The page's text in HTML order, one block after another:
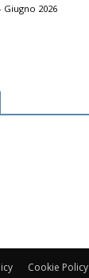
Giugno 2026
Cookie Policy